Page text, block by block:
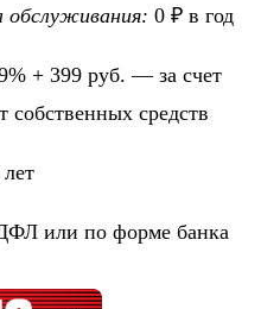
обслуживания: 0 ₽ в год
+ 399 руб. — за счет
собственных средств
или по форме банка